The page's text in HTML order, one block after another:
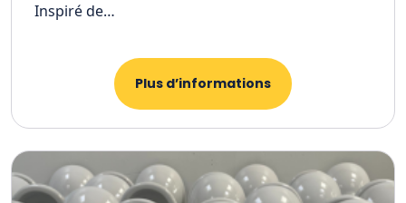
Inspiré de…
Plus d’informations